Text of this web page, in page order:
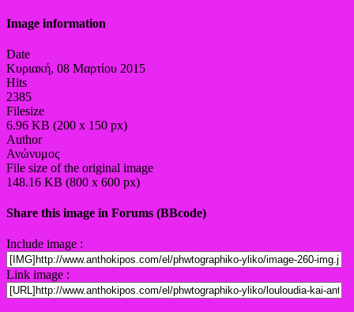
Image information
Date
Κυριακή, 08 Μαρτίου 2015
Hits
2385
Filesize
6.96 KB (200 x 150 px)
Author
Ανώνυμος
File size of the original image
148.16 KB (800 x 600 px)
Share this image in Forums (BBcode)
Include image :
Link image :